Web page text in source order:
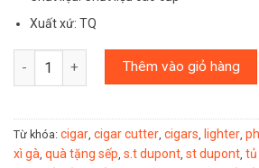
Xuất xứ: TQ
Số lượng Thêm vào giỏ hàng
Từ khóa: cigar, cigar cutter, cigars, lighter,
xì gà, quà tặng sếp, s.t dupont, st dupont, tủ